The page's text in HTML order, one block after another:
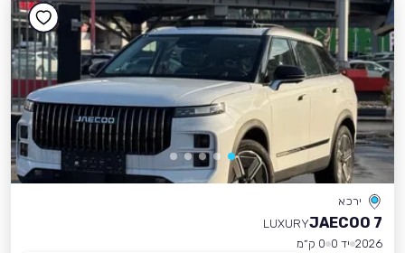
ירכא
JAECOO 7
LUXURY
2026 יד 0
0 ק״מ